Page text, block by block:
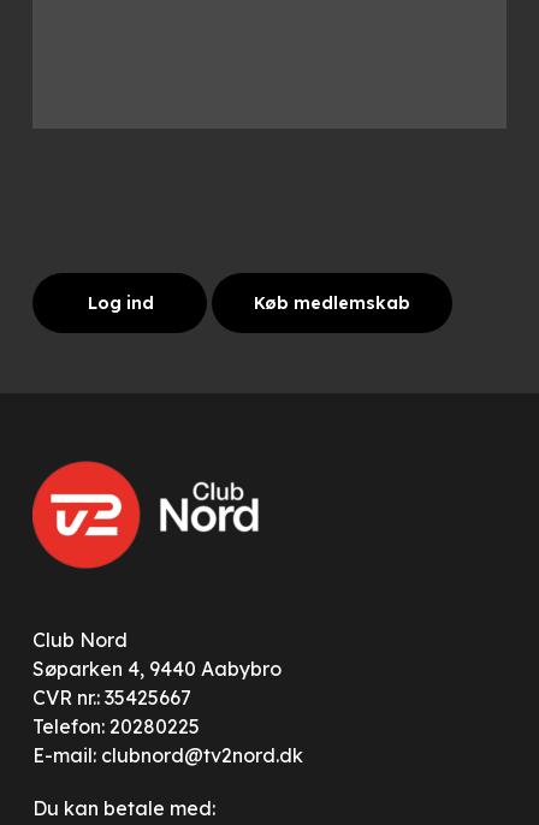
Log ind Køb medlemskab
Club Nord
Søparken 4, 9440 Aabybro
CVR nr.: 35425667
Telefon: 20280225
E-mail: clubnord@tv2nord.dk
Du kan betale med: